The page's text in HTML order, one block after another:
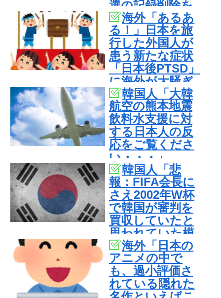
選の記録削除を
要求するFIFA公
式制裁を海外メ
ディアが報
道！」
海外「あるあ
る！」日本を旅
行した外国人が
患う新たな症状
「日本後PTSD」
に海外が大騒ぎ
韓国人「大韓
航空の熊本地震
飲料水支援に対
する日本人の反
応をご覧くださ
い・・・」
→「」
韓国人「悲
報：FIFA会長に
さえ2002年W杯
で韓国が審判を
買収していたと
思われていた模
様…（ﾌﾞﾙﾌﾞﾙ」
＝韓国の反応
海外「日本の
アニメの中で
も、過小評価さ
れている隠れた